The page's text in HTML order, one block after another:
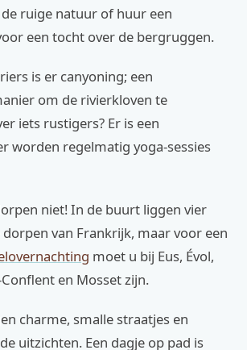
ruige natuur of huur een
een tocht over de bergruggen.
is er canyoning; een
om de rivierkloven te
iets rustigers? Er is een
worden regelmatig yoga-sessies
niet! In de buurt liggen vier
van Frankrijk, maar voor een
moet u bij Eus, Évol,
en Mosset zijn.
charme, smalle straatjes en
uitzichten. Een dagje op pad is